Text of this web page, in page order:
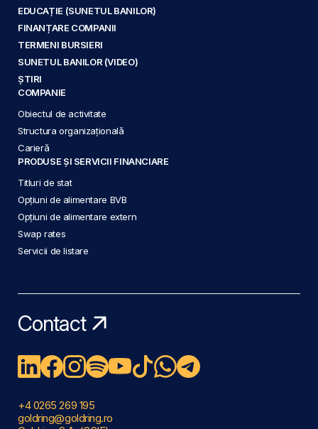
EDUCAȚIE (SUNETUL BANILOR)
FINANȚARE COMPANII
TERMENI BURSIERI
SUNETUL BANILOR (VIDEO)
ȘTIRI
COMPANIE
Obiectul de activitate
Structura organizațională
Carieră
PRODUSE ȘI SERVICII FINANCIARE
Titluri de stat
Opțiuni de alimentare BVB
Opțiuni de alimentare extern
Swap rates
Servicii de listare
Contact
+4 0265 269 195
goldring@goldring.ro